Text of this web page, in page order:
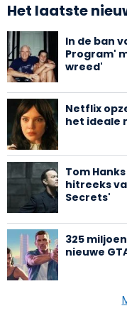
Het laatste
In de ban
Program'
wreed'
Netflix
het ideale
Tom
hitreeks
Secrets'
325
nieuwe